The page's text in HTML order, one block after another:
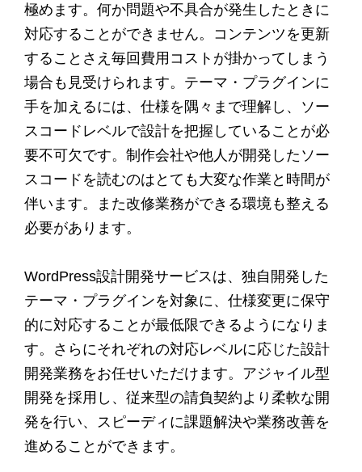
極めます。何か問題や不具合が発生したときに
対応することができません。コンテンツを更新
することさえ毎回費用コストが掛かってしまう
場合も見受けられます。テーマ・プラグインに
手を加えるには、仕様を隅々まで理解し、ソー
スコードレベルで設計を把握していることが必
要不可欠です。制作会社や他人が開発したソー
スコードを読むのはとても大変な作業と時間が
伴います。また改修業務ができる環境も整える
必要があります。
WordPress設計開発サービスは、独自開発した
テーマ・プラグインを対象に、仕様変更に保守
的に対応することが最低限できるようになりま
す。さらにそれぞれの対応レベルに応じた設計
開発業務をお任せいただけます。アジャイル型
開発を採用し、従来型の請負契約より柔軟な開
発を行い、スピーディに課題解決や業務改善を
進めることができます。